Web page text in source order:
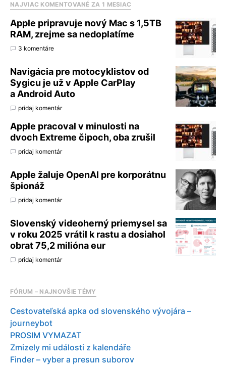
NAJVIAC KOMENTOVANÉ ZA 1 MESIAC
Apple pripravuje nový Mac s 1,5TB
RAM, zrejme sa nedoplatíme
3 komentáre
Navigácia pre motocyklistov od
Sygicu je už v Apple CarPlay
a Android Auto
pridaj komentár
Apple pracoval v minulosti na
dvoch Extreme čipoch, oba zrušil
pridaj komentár
Apple žaluje OpenAI pre korporátnu
špionáž
pridaj komentár
Slovenský videoherný priemysel sa
v roku 2025 vrátil k rastu a dosiahol
obrat 75,2 milióna eur
pridaj komentár
FÓRUM – NAJNOVŠIE TÉMY
Cestovateľská apka od slovenského vývojára –
journeybot
PROSIM VYMAZAT
Zmizely mi události z kalendáře
Finder – vyber a presun suborov